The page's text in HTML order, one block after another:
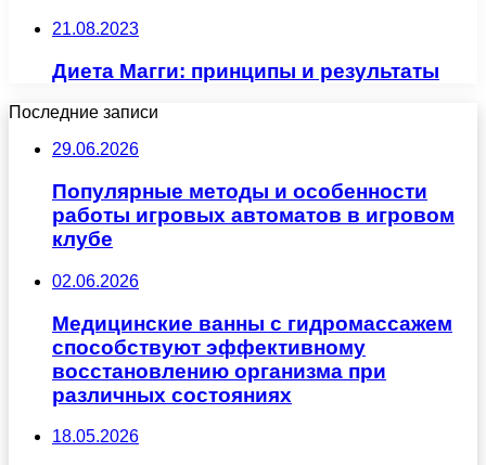
21.08.2023
Диета Магги: принципы и результаты
Последние записи
29.06.2026
Популярные методы и особенности
работы игровых автоматов в игровом
клубе
02.06.2026
Медицинские ванны с гидромассажем
способствуют эффективному
восстановлению организма при
различных состояниях
18.05.2026